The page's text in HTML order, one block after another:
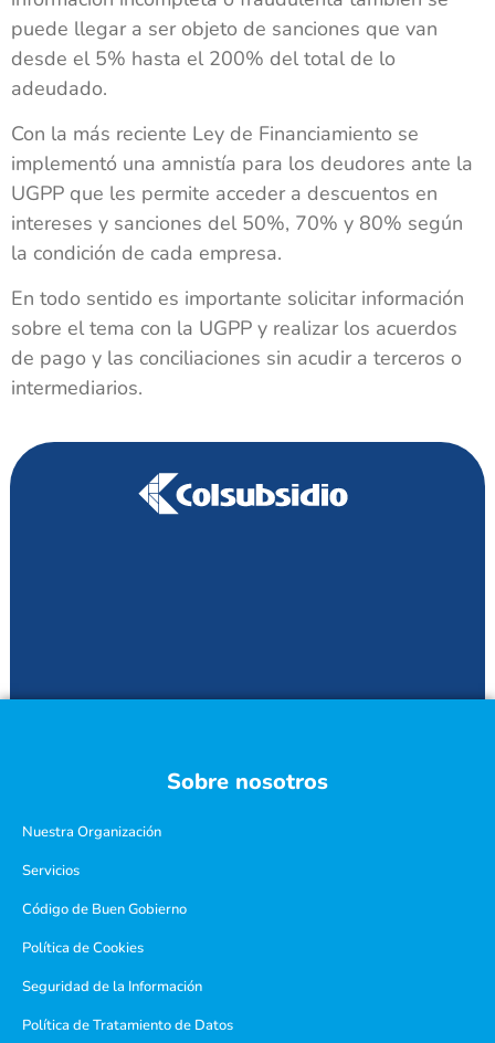
puede llegar a ser objeto de sanciones que van
desde el 5% hasta el 200% del total de lo
adeudado.
Con la más reciente Ley de Financiamiento se
implementó una amnistía para los deudores ante la
UGPP que les permite acceder a descuentos en
intereses y sanciones del 50%, 70% y 80% según
la condición de cada empresa.
En todo sentido es importante solicitar información
sobre el tema con la UGPP y realizar los acuerdos
de pago y las conciliaciones sin acudir a terceros o
intermediarios.
Sobre nosotros
Nuestra Organización
Servicios
Código de Buen Gobierno
Política de Cookies
Seguridad de la Información
Política de Tratamiento de Datos